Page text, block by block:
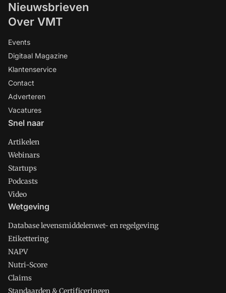
Nieuwsbrieven
Over VMT
Events
Digitaal Magazine
Klantenservice
Contact
Adverteren
Vacatures
Snel naar
Artikelen
Webinars
Startups
Podcasts
Video
Wetgeving
Database levensmiddelenwet- en regelgeving
Etikettering
NAPV
Nutri-Score
Claims
Standaarden & Certificeringen